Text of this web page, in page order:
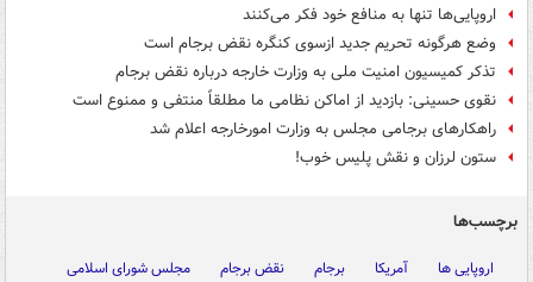
اروپایی‌ها تنها به منافع خود فکر می‌کنند
وضع هرگونه تحریم جدید ازسوی کنگره نقض برجام است
تذکر کمیسیون امنیت ملی به وزارت خارجه درباره نقض برجام
نقوی حسینی: بازدید از اماکن نظامی ما مطلقاً منتفی و ممنوع است
راهکارهای برجامی مجلس به وزارت امورخارجه اعلام شد
ستون لرزان و نقش پلیس خوب!
برچسب‌ها
اروپایی ها آمریکا برجام نقض برجام
مجلس شورای اسلامی